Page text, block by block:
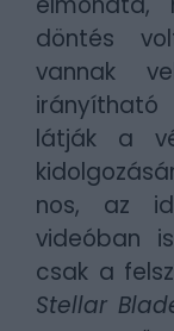
döntés
vannak
látják a
nos, az
videóban
csak a
Stellar